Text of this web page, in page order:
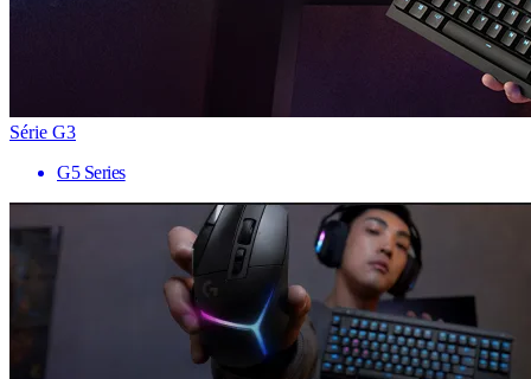
Série G3
G5 Series